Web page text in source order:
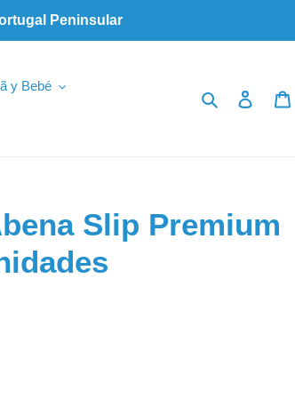
Peninsular
y Bebé
Buscar Ingresar
Slip Premium